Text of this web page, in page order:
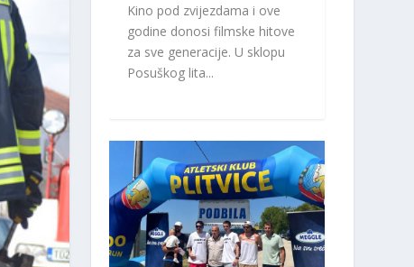
Kino pod zvijezdama i ove
godine donosi filmske hitove
za sve generacije. U sklopu
Posuškog lita...